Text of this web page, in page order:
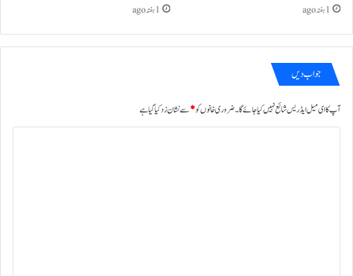
1 ہفتہ ago 1 ہفتہ ago
جواب دیں
آپ کا ای میل ایڈریس شائع نہیں کیا جائے گا۔ضروری خانوں کو*سے نشان زد کیا گیا ہے